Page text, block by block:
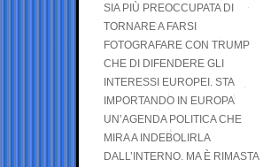
SIA PIÙ PREOCCUPATA DI
TORNARE A FARSI
FOTOGRAFARE CON TRUMP
CHE DI DIFENDERE GLI
INTERESSI EUROPEI. STA
IMPORTANDO IN EUROPA
UN’AGENDA POLITICA CHE
MIRA A INDEBOLIRLA
DALL’INTERNO. MA È RIMASTA